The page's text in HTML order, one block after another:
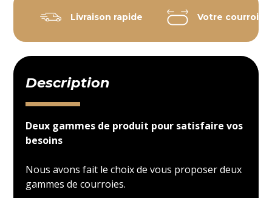
Livraison rapide Votre courroie
Description
Deux gammes de produit pour satisfaire vos
besoins
Nous avons fait le choix de vous proposer deux
gammes de courroies.